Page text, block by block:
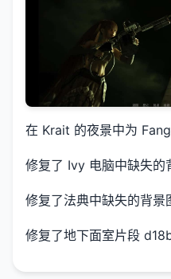
在 Krait 的夜景中为
修复了 Ivy 电脑中缺失的
修复了法典中缺失的背景
修复了地下面室片段